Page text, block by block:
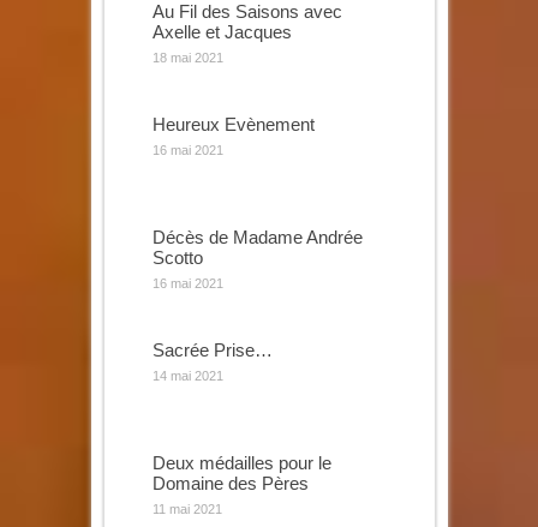
Au Fil des Saisons avec
Axelle et Jacques
18 mai 2021
Heureux Evènement
16 mai 2021
Décès de Madame Andrée
Scotto
16 mai 2021
Sacrée Prise…
14 mai 2021
Deux médailles pour le
Domaine des Pères
11 mai 2021